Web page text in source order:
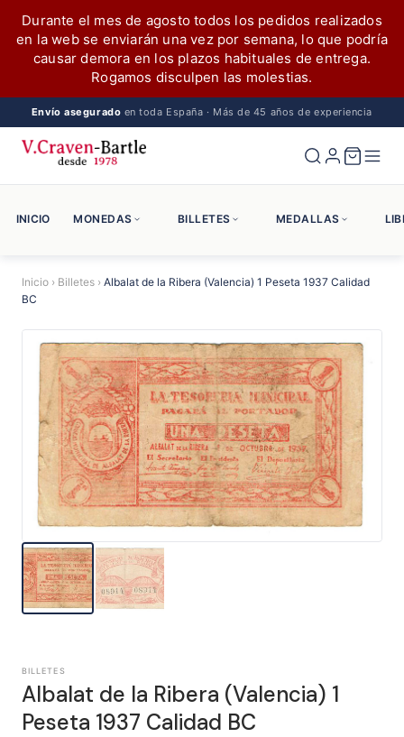
Durante el mes de agosto todos los pedidos realizados
en la web se enviarán una vez por semana, lo que podría
causar demora en los plazos habituales de entrega.
Rogamos disculpen las molestias.
Envío asegurado en toda España · Más de 45 años de experiencia
INICIO MONEDAS BILLETES MEDALLAS
Inicio › Billetes › Albalat de la Ribera (Valencia) 1 Peseta 1937 Calidad
BC
BILLETES
Albalat de la Ribera (Valencia) 1
Peseta 1937 Calidad BC